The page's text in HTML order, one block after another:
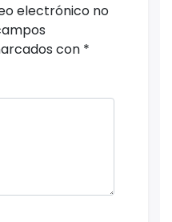
electrónico no
con *